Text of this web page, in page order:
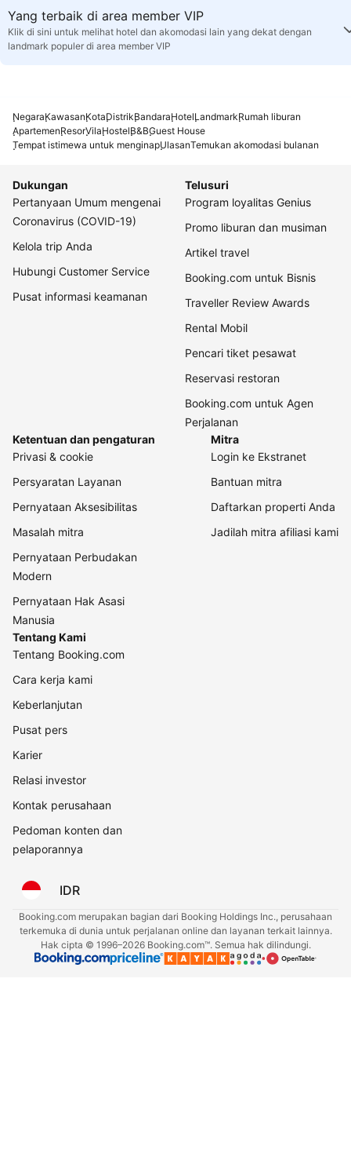
Yang terbaik di area member VIP
Klik di sini untuk melihat hotel dan akomodasi lain yang dekat dengan
landmark populer di area member VIP
NegaraKawasanKotaDistrikBandaraHotelLandmarkRumah liburan
ApartemenResorVilaHostelB&BGuest House
Tempat istimewa untuk menginapUlasanTemukan akomodasi bulanan
Dukungan
Pertanyaan Umum mengenai
Coronavirus (COVID-19)
Kelola trip Anda
Hubungi Customer Service
Pusat informasi keamanan
Telusuri
Program loyalitas Genius
Promo liburan dan musiman
Artikel travel
Booking.com untuk Bisnis
Traveller Review Awards
Rental Mobil
Pencari tiket pesawat
Reservasi restoran
Booking.com untuk Agen
Perjalanan
Ketentuan dan pengaturan
Privasi & cookie
Persyaratan Layanan
Pernyataan Aksesibilitas
Masalah mitra
Pernyataan Perbudakan
Modern
Pernyataan Hak Asasi
Manusia
Mitra
Login ke Ekstranet
Bantuan mitra
Daftarkan properti Anda
Jadilah mitra afiliasi kami
Tentang Kami
Tentang Booking.com
Cara kerja kami
Keberlanjutan
Pusat pers
Karier
Relasi investor
Kontak perusahaan
Pedoman konten dan
pelaporannya
IDR
Booking.com merupakan bagian dari Booking Holdings Inc., perusahaan
terkemuka di dunia untuk perjalanan online dan layanan terkait lainnya.
Hak cipta © 1996–2026 Booking.com™. Semua hak dilindungi.